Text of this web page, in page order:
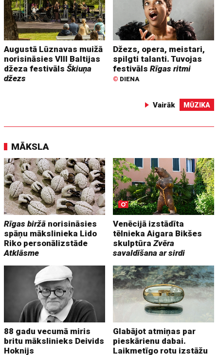
Augustā Lūznavas muižā
norisināsies VIII Baltijas
džeza festivālsŠkiuņa
džezs
Džezs, opera, meistari,
spilgti talanti. Tuvojas
festivālsRīgas ritmi
© DIENA
Vairāk MŪZIKA
MĀKSLA
Rīgas biržā norisināsies
spāņu mākslinieka Lido
Riko personālizstāde
Atklāsme
Venēcijā izstādīta
tēlnieka Aigara Bikšes
skulptūraZvēra
savaldīšana ar sirdi
88 gadu vecumā miris
britu mākslinieks Deivids
Hoknijs
Glabājot atmiņas par
pieskārienu dabai.
Laikmetīgo rotu izstāžu